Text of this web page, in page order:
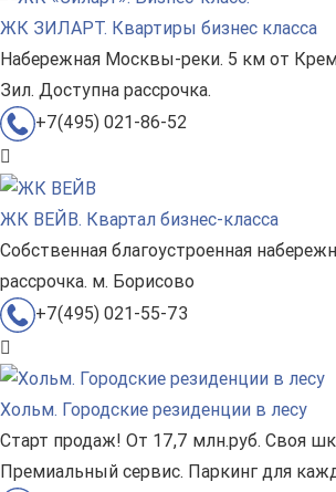
ЖК ЗИЛАРТ. Квартиры бизнес класса
Набережная Москвы-реки. 5 км от
Зил. Доступна рассрочка.
+7(495) 021-86-52
ЖК ВЕЙВ. Квартал бизнес-класса
Собственная благоустроенная
рассрочка. м. Борисово
+7(495) 021-55-73
Хольм. Городские резиденции в лесу
Старт продаж! От 17,7 млн.руб. Своя
Премиальный сервис. Паркинг для